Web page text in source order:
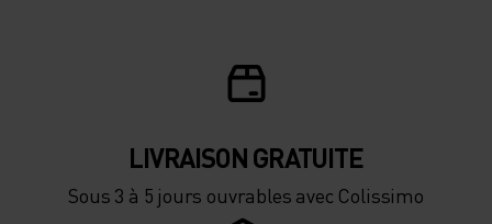
LIVRAISON GRATUITE
Sous 3 à 5 jours ouvrables avec Colissimo